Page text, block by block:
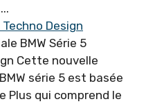
Design
BMW Série 5
Cette nouvelle
série 5 est basée
Plus qui comprend le